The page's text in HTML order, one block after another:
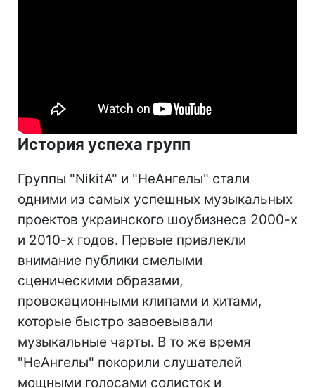
История успеха групп
Группы "NikitA" и "НеАнгелы" стали
одними из самых успешных музыкальных
проектов украинского шоубизнеса 2000-х
и 2010-х годов. Первые привлекли
внимание публики смелыми
сценическими образами,
провокационными клипами и хитами,
которые быстро завоевывали
музыкальные чарты. В то же время
"НеАнгелы" покорили слушателей
мощными голосами солисток и